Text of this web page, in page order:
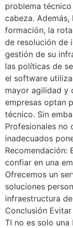
problema
cabeza.
formación, la
de resolución de
gestión de su
las políticas de
el software
mayor agilidad y
empresas optan
técnico. Sin
Profesionales no
inadecuados
Recomendación:
confiar en una
Ofrecemos un
soluciones
infraestructura
Conclusión
TI no es solo